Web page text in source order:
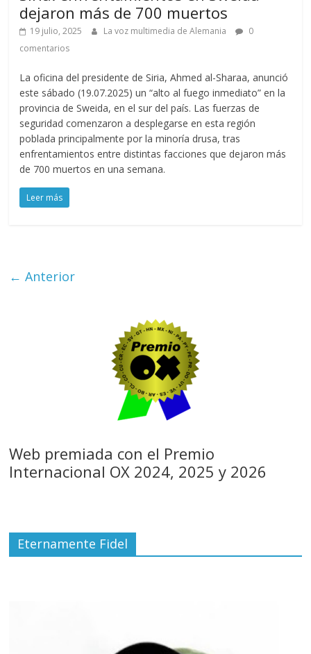
dejaron más de 700 muertos
19 julio, 2025 La voz multimedia de Alemania
0
comentarios
La oficina del presidente de Siria, Ahmed al-Sharaa, anunció
este sábado (19.07.2025) un “alto al fuego inmediato” en la
provincia de Sweida, en el sur del país. Las fuerzas de
seguridad comenzaron a desplegarse en esta región
poblada principalmente por la minoría drusa, tras
enfrentamientos entre distintas facciones que dejaron más
de 700 muertos en una semana.
Leer más
← Anterior
Web premiada con el Premio
Internacional OX 2024, 2025 y 2026
Eternamente Fidel